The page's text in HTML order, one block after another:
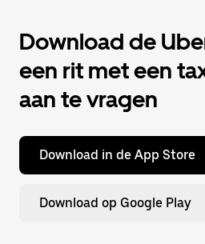
Download de
een rit met een
aan te vragen
Download in de App Store
Download op Google Play